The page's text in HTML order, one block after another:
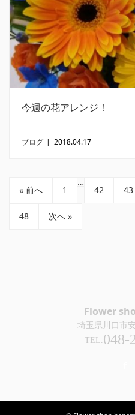
今週の花アレンジ！
ブログ | 2018.04.17
« 前へ 1
…
42 43
48 次へ »
Flower
埼玉県川口市
TEL. 048-